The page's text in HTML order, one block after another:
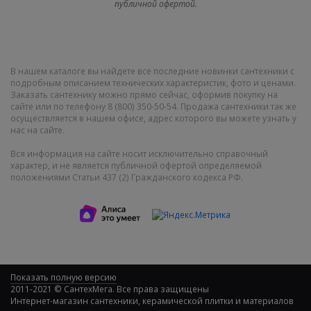
публичной офертой.
В нашем каталоге вы найдете все последние новинки сантехники с
подробным описанием технических характеристик, фото и ценами.
Заказать сантехнику можно прямо сейчас, оформив покупку на
сайте или по телефону 8 (800) 350-50-54. Продажа сантехники так же
осуществляется в нашем офисе, адрес которого вы можете узнать у
нас на сайте.
Вся информация на сайте носит исключительно справочный
характер, и не является публичной офертой определяемой
положениями Статьи 437 (2) Гражданского кодекса РФ.
Показать полную версию
2011-2021 © СантехМега. Все права защищены
Интернет-магазин сантехники, керамической плитки и материалов